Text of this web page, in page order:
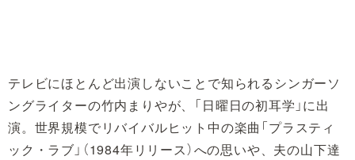
テレビにほとんど出演しないことで知られるシンガーソ
ングライターの竹内まりやが、「日曜日の初耳学」に出
演。世界規模でリバイバルヒット中の楽曲「プラスティ
ック・ラブ」（1984年リリース）への思いや、夫の山下達